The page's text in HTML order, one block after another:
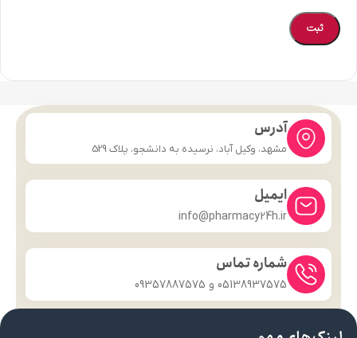
آدرس
مشهد، وکیل آباد، نرسیده به دانشجو، پلاک 529
ایمیل
info@pharmacy24h.ir
شماره تماس
05138937575 و 09357887575